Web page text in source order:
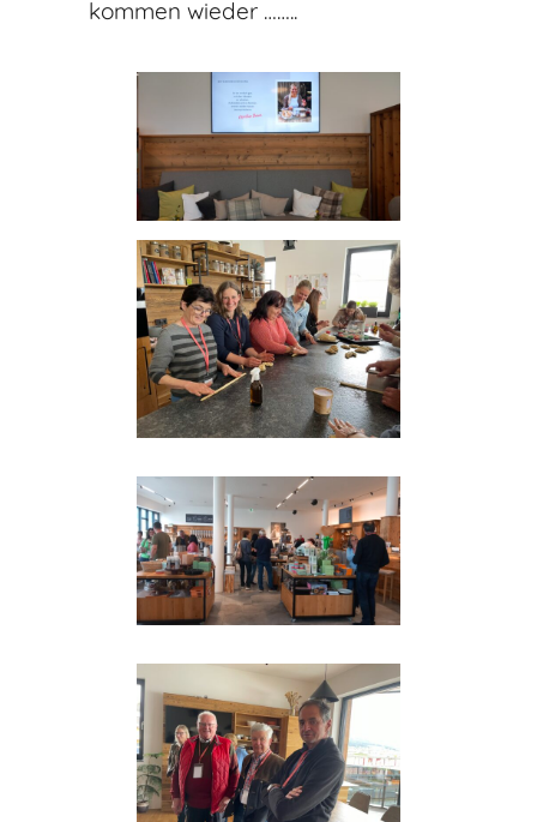
kommen wieder ……..